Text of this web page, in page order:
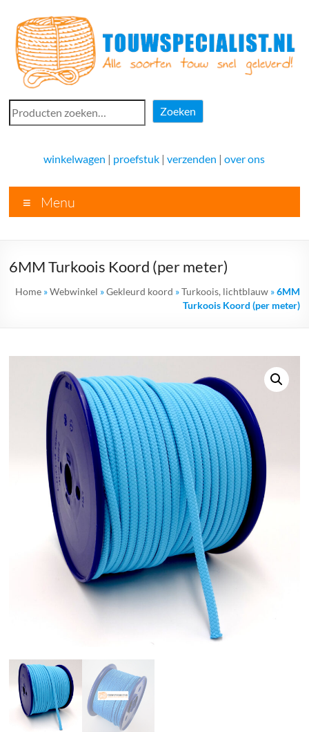
naar
inhoud
Touwspecialist.nl
voor
vele
soorten
goed
advies!
Zoeken
Zoeken
winkelwagen | proefstuk |verzenden |over ons
Menu
6MM Turkoois Koord (per meter)
Home»Webwinkel »Gekleurd koord »Turkoois, lichtblauw»6MM
Turkoois Koord (per meter)